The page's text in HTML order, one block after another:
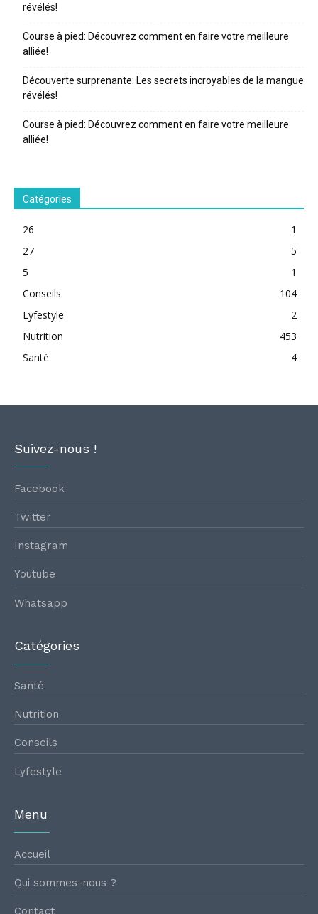
révélés!
Course à pied: Découvrez comment en faire votre meilleure
alliée!
Découverte surprenante: Les secrets incroyables de la mangue
révélés!
Course à pied: Découvrez comment en faire votre meilleure
alliée!
Catégories
26
1
27
5
5
1
Conseils
104
Lyfestyle
2
Nutrition
453
Santé
4
Suivez-nous !
Facebook
Twitter
Instagram
Youtube
Whatsapp
Catégories
Santé
Nutrition
Conseils
Lyfestyle
Menu
Accueil
Qui sommes-nous ?